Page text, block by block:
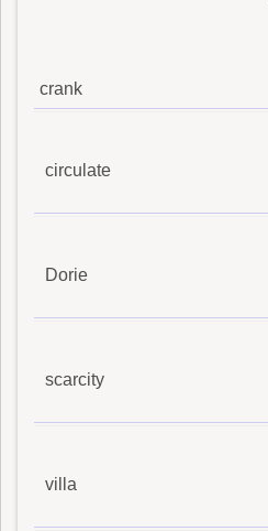
crank
circulate
Dorie
scarcity
villa